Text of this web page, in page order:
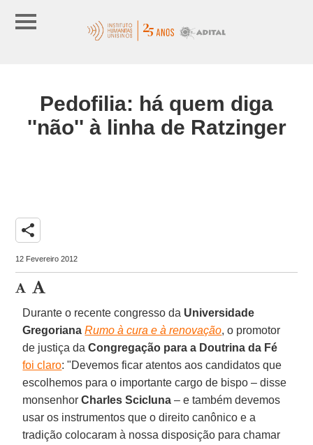
Pedofilia: há quem diga
''não'' à linha de Ratzinger
share
12 Fevereiro 2012
Durante o recente congresso da Universidade
GregorianaRumo à cura e à renovação, o promotor
de justiça daCongregação para a Doutrina da Fé
foi claro: "Devemos ficar atentos aos candidatos que
escolhemos para o importante cargo de bispo – disse
monsenhorCharles Scicluna– e também devemos
usar os instrumentos que o direito canônico e a
tradição colocaram à nossa disposição para chamar